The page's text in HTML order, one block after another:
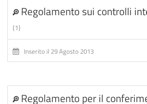
Regolamento sui controlli
(1)
Inserito il 29 Agosto 2013
Regolamento per il